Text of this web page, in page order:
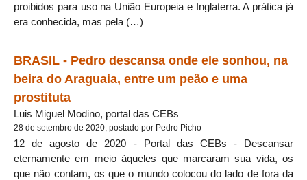
proibidos para uso na União Europeia e Inglaterra. A prática já
era conhecida, mas pela (…)
BRASIL - Pedro descansa onde ele sonhou, na
beira do Araguaia, entre um peão e uma
prostituta
Luis Miguel Modino, portal das CEBs
28 de setembro de 2020, postado por Pedro Picho
12 de agosto de 2020 - Portal das CEBs - Descansar
eternamente em meio àqueles que marcaram sua vida, os
que não contam, os que o mundo colocou do lado de fora da